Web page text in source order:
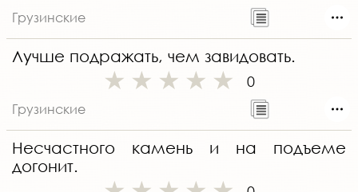
Грузинские
Лучше подражать, чем завидовать.
0
Грузинские
Несчастного камень и на подъеме
догонит.